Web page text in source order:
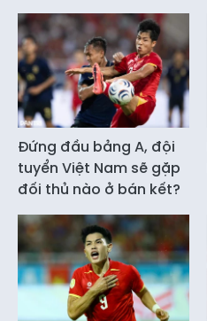
Đứng đầu bảng A, đội
tuyển Việt Nam sẽ gặp
đối thủ nào ở bán kết?